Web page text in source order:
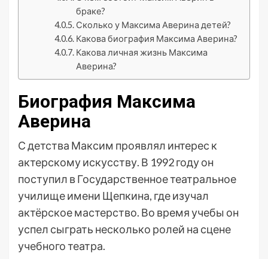
браке?
Сколько у Максима Аверина детей?
Какова биография Максима Аверина?
Какова личная жизнь Максима
Аверина?
Биография Максима
Аверина
С детства Максим проявлял интерес к
актерскому искусству. В 1992 году он
поступил в Государственное театральное
училище имени Щепкина, где изучал
актёрское мастерство. Во время учебы он
успел сыграть несколько ролей на сцене
учебного театра.